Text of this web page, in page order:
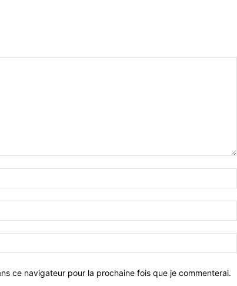
ce navigateur pour la prochaine fois que je commenterai.